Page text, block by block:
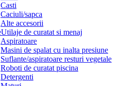
Casti
Caciuli/sapca
Alte accesorii
Utilaje de curatat si menaj
Aspiratoare
Masini de spalat cu inalta presiune
Suflante/aspiratoare resturi vegetale
Roboti de curatat piscina
Detergenti